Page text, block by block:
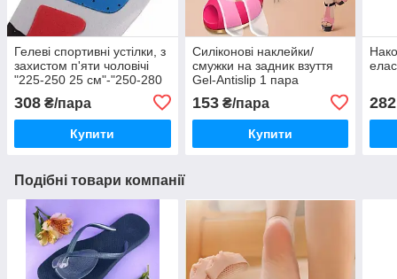
Гелеві спортивні устілки, з
захистом п'яти чоловічі
"225-250 25 см"-"250-280
308 ₴/пара
Купити
Силіконові наклейки/
смужки на задник взуття
Gel-Antislip 1 пара
153₴/пара
Купити
282
Подібні товари компанії